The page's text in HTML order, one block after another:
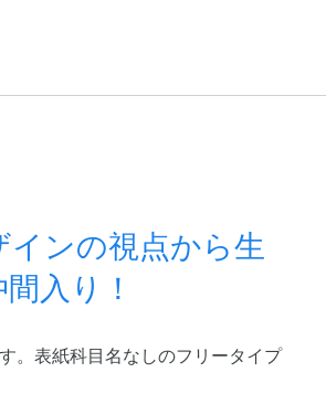
ンの視点から生
入り！
。表紙科目名なしのフリータイプ